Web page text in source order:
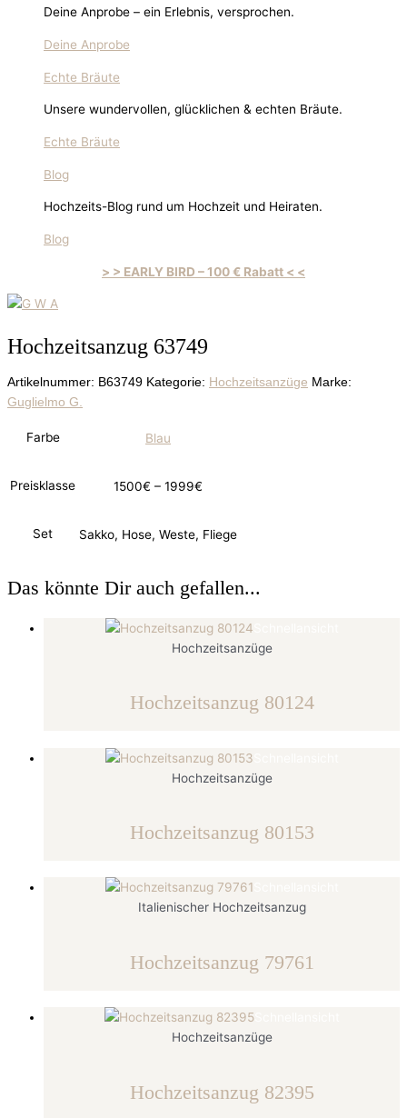
Deine Anprobe – ein Erlebnis, versprochen.
Deine Anprobe
Echte Bräute
Unsere wundervollen, glücklichen & echten Bräute.
Echte Bräute
Blog
Hochzeits-Blog rund um Hochzeit und Heiraten.
Blog
> > EARLY BIRD – 100 € Rabatt < <
Hochzeitsanzug 63749
Artikelnummer: B63749 Kategorie: Hochzeitsanzüge Marke:
Guglielmo G.
Farbe Blau
Preisklasse 1500€ – 1999€
Set Sakko, Hose, Weste, Fliege
Das könnte Dir auch gefallen...
Hochzeitsanzüge
Hochzeitsanzug 80124
Hochzeitsanzüge
Hochzeitsanzug 80153
Italienischer Hochzeitsanzug
Hochzeitsanzug 79761
Schnellansicht
Hochzeitsanzüge
Hochzeitsanzug 82395